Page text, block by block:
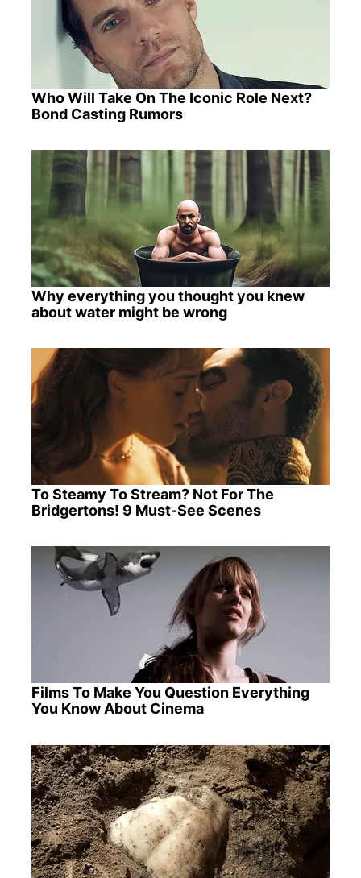
Who Will Take On The Iconic Role Next?
Bond Casting Rumors
Why everything you thought you knew
about water might be wrong
To Steamy To Stream? Not For The
Bridgertons! 9 Must-See Scenes
Films To Make You Question Everything
You Know About Cinema